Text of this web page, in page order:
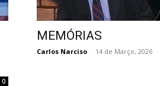
0
MEMÓRIAS
Carlos Narciso - 14 de Março, 2026